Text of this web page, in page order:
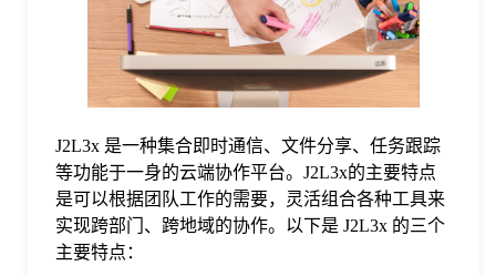
J2L3x 是一种集合即时通信、文件分享、任务跟踪
等功能于一身的云端协作平台。J2L3x的主要特点
是可以根据团队工作的需要，灵活组合各种工具来
实现跨部门、跨地域的协作。以下是 J2L3x 的三个
主要特点：